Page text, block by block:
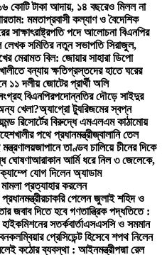
কোটি টাকা আদায়, ১৪ বছরেও মিলল না
মমতাপ্রবাসী কল্যাণ ও বৈদেশিক
সাক্ষাৎরাষ্ট্রপতি পদে আলোচনা বিএনপির
লেখক সমিতির নতুন সভাপতি সিরাজুল,
মেরামত বিল: জোয়ার সাহারা ডিপো
বন্যায় ক্ষতিগ্রস্তদের হাতে ঘরের
১১ দলীয় জোটের প্রার্থী অলি
বিএনপিরপদোন্নতির দৌড়ে সাইদুর
খেলা?অ্যাগ্রো ট্যুরিজমের স্বপ্ন
রিসোর্টের বিরুদ্ধে এমএলএম কাঠামোয়
পথে প্রধানমন্ত্রীজ্বালানি তেল
জাপানে তাণ্ডব চালিয়ে চীনের দিকে
ঘোষণাআরাকান আর্মি ধরে নিল ৩ জেলেকে,
ক্যাম্পে যোগ দিলেন অ্যাডাম
প্রত্যাহার করলেন
চাকরি পেলেন জুলাই শহিদ ও
জবাব দিতে হবে গণতান্ত্রিক পদ্ধতিতে :
সতর্কবার্তাএসএসসি ও সমমান
কলম্বিয়ার প্রেসিডেন্ট হিসেবে শপথ নিলেন
কঠোর ব্যবস্থা : আইনমন্ত্রীপদ্মা রেল